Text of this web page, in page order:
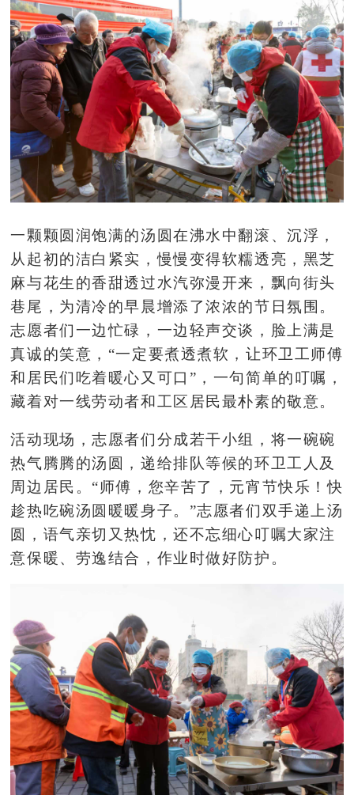
一颗颗圆润饱满的汤圆在沸水中翻滚、沉浮，
从起初的洁白紧实，慢慢变得软糯透亮，黑芝
麻与花生的香甜透过水汽弥漫开来，飘向街头
巷尾，为清冷的早晨增添了浓浓的节日氛围。
志愿者们一边忙碌，一边轻声交谈，脸上满是
真诚的笑意， “一定要煮透煮软，让环卫工师傅
和居民们吃着暖心又可口”，一句简单的叮嘱，
藏着对一线劳动者和工区居民最朴素的敬意。
活动现场，志愿者们分成若干小组，将一碗碗
热气腾腾的汤圆，递给排队等候的环卫工人及
周边居民。 “师傅，您辛苦了，元宵节快乐！快
趁热吃碗汤圆暖暖身子。”志愿者们双手递上汤
圆，语气亲切又热忱，还不忘细心叮嘱大家注
意保暖、劳逸结合，作业时做好防护。